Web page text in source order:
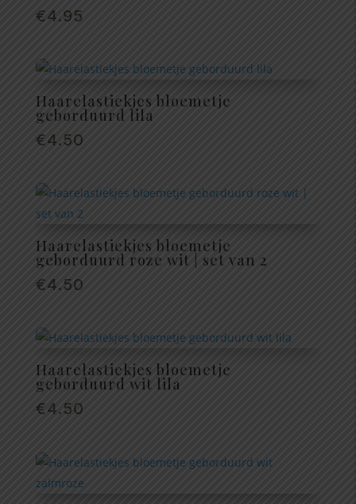
€4.95
Haarelastiekjes bloemetje
geborduurd lila
€4.50
Haarelastiekjes bloemetje
geborduurd roze wit | set van 2
€4.50
Haarelastiekjes bloemetje
geborduurd wit lila
€4.50